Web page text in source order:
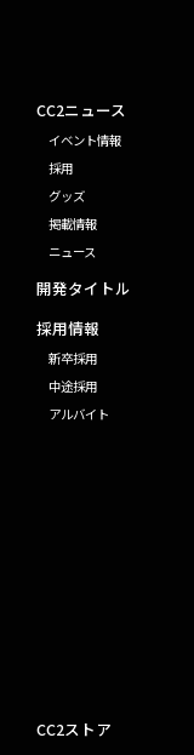
CC2ニュース
イベント情報
採用
グッズ
掲載情報
ニュース
開発タイトル
採用情報
新卒採用
中途採用
アルバイト
CC2ストア